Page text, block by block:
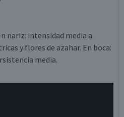
nariz: intensidad media a
y flores de azahar. En boca:
media.